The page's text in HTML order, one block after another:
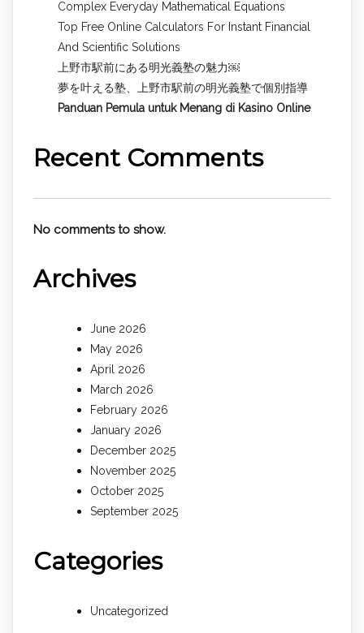
Complex Everyday Mathematical Equations
Top Free Online Calculators For Instant Financial
And Scientific Solutions
上野市駅前にある明光義塾の魅力￼
夢を叶える塾、上野市駅前の明光義塾で個別指導
Panduan Pemula untuk Menang di Kasino Online
Recent Comments
No comments to show.
Archives
June 2026
May 2026
April 2026
March 2026
February 2026
January 2026
December 2025
November 2025
October 2025
September 2025
Categories
Uncategorized